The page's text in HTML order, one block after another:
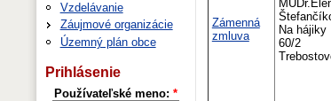
Zámenná
zmluva
Na hájiky
60/2
Vzdelávanie
Záujmové organizácie
Územný plán obce
Prihlásenie
Používateľské meno: *